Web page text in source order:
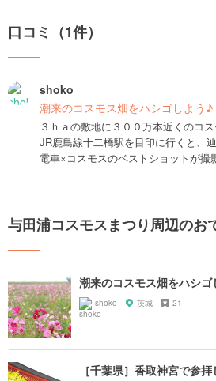
口コミ（1件）
shoko
潮来のコスモス畑をハシゴしよう♪
３ｈａの敷地に３００万本近くのコス
JR鹿島線十二橋駅を目印に行くと、辿
電車×コスモスのベストショットが
与田浦コスモスまつり周辺のお
潮来のコスモス畑をハシ
shoko 茨城 21
［千葉県］香取神宮で参